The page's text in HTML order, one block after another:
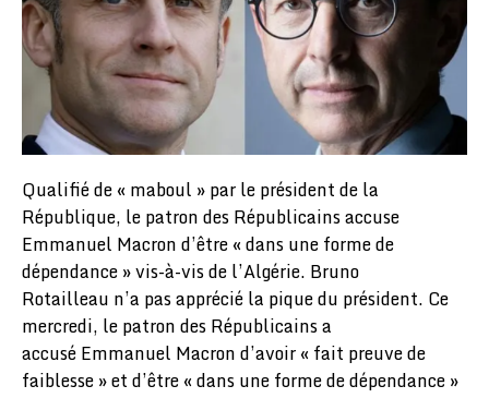
Qualifié de « maboul » par le président de la
République, le patron des Républicains accuse
Emmanuel Macron d’être « dans une forme de
dépendance » vis-à-vis de l’Algérie. Bruno
Rotailleau n’a pas apprécié la pique du président. Ce
mercredi, le patron des Républicains a
accusé Emmanuel Macron d’avoir « fait preuve de
faiblesse » et d’être « dans une forme de dépendance »